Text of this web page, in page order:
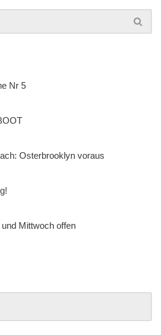
Nr 5
Osterbrooklyn voraus
Mittwoch offen